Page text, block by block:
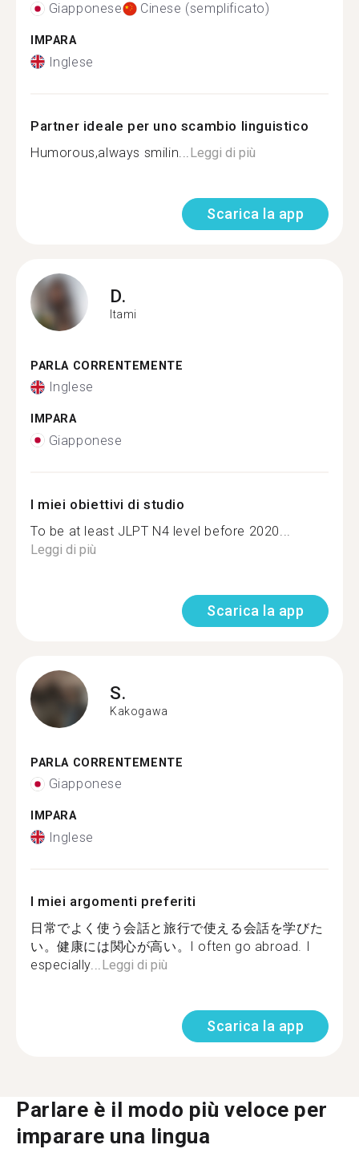
Giapponese Cinese (semplificato)
IMPARA
Inglese
Partner ideale per uno scambio linguistico
Humorous,always smilin... Leggi di più
Scarica la app
D.
Itami
PARLA CORRENTEMENTE
Inglese
IMPARA
Giapponese
I miei obiettivi di studio
To be at least JLPT N4 level before 2020...
Leggi di più
Scarica la app
S.
Kakogawa
PARLA CORRENTEMENTE
Giapponese
IMPARA
Inglese
I miei argomenti preferiti
日常でよく使う会話と旅行で使える会話を学びた
い。健康には関心が高い。I often go abroad. I
especially... Leggi di più
Scarica la app
Parlare è il modo più veloce per
imparare una lingua